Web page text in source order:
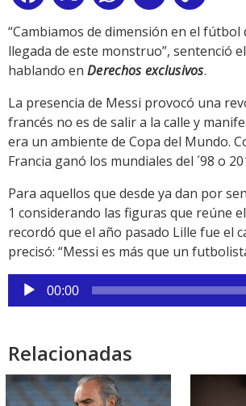
Link
“Cambiamos de dimensión en el fútbol
llegada de este monstruo”, sentenció
hablando en Derechos exclusivos.
La presencia de Messi provocó una
francés no es de salir a la calle y
era un ambiente de Copa del Mundo.
Francia ganó los mundiales del ´98 o
Para aquellos que desde ya dan por
1 considerando las figuras que reúne
recordó que el año pasado Lille fue el
precisó: “Messi es más que un
Reproductor
de
00:00
Relacionadas